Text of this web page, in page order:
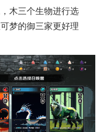
木三个生物进行选
梦的御三家更好理